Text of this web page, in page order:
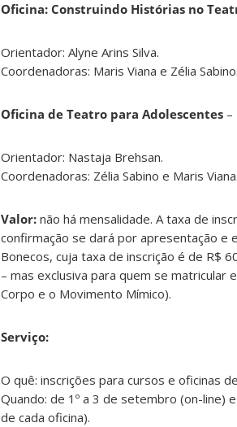
Oficina: Construindo Histórias no
Orientador: Alyne Arins Silva.
Coordenadoras: Maris Viana e Zélia Sabino.
Oficina de Teatro para Adolescentes –
Orientador: Nastaja Brehsan.
Coordenadoras: Zélia Sabino e Maris Viana.
Valor: não há mensalidade. A taxa de
confirmação se dará por apresentação e
Bonecos, cuja taxa de inscrição é de R$
– mas exclusiva para quem se matricular
Corpo e o Movimento Mímico).
Serviço:
O quê: inscrições para cursos e oficinas
Quando: de 1º a 3 de setembro (on-
de cada oficina).